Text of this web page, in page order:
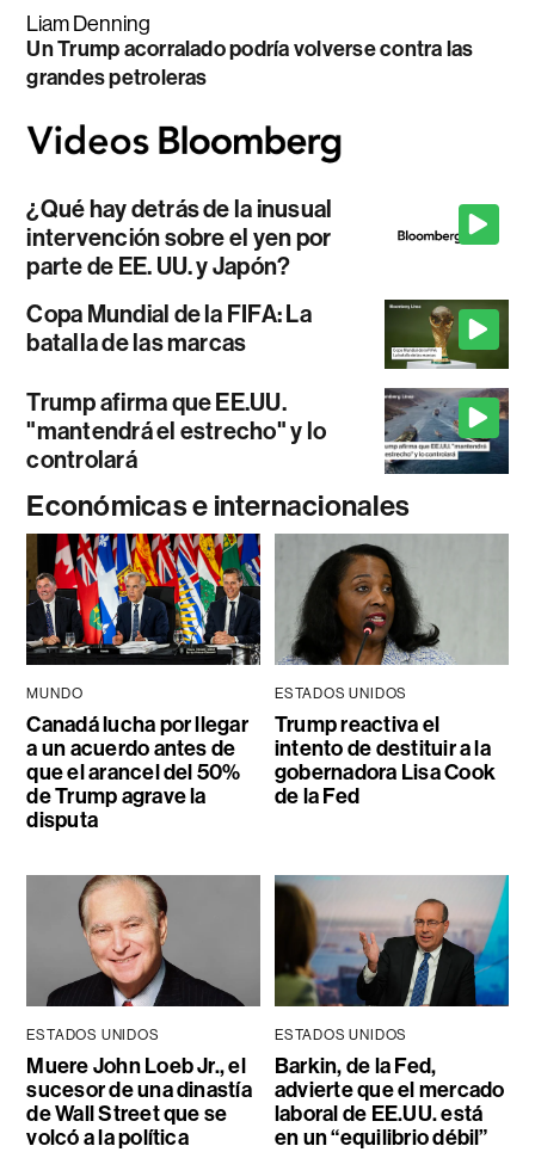
Liam Denning
Un Trump acorralado podría volverse contra las
grandes petroleras
¿Qué hay detrás de la inusual
intervención sobre el yen por
parte de EE. UU. y Japón?
Copa Mundial de la FIFA: La
batalla de las marcas
Trump afirma que EE.UU.
"mantendrá el estrecho" y lo
controlará
Económicas e internacionales
MUNDO
Canadá lucha por llegar
a un acuerdo antes de
que el arancel del 50%
de Trump agrave la
disputa
ESTADOS UNIDOS
Trump reactiva el
intento de destituir a la
gobernadora Lisa Cook
de la Fed
ESTADOS UNIDOS
Muere John Loeb Jr., el
sucesor de una dinastía
de Wall Street que se
volcó a la política
ESTADOS UNIDOS
Barkin, de la Fed,
advierte que el mercado
laboral de EE.UU. está
en un “equilibrio débil”